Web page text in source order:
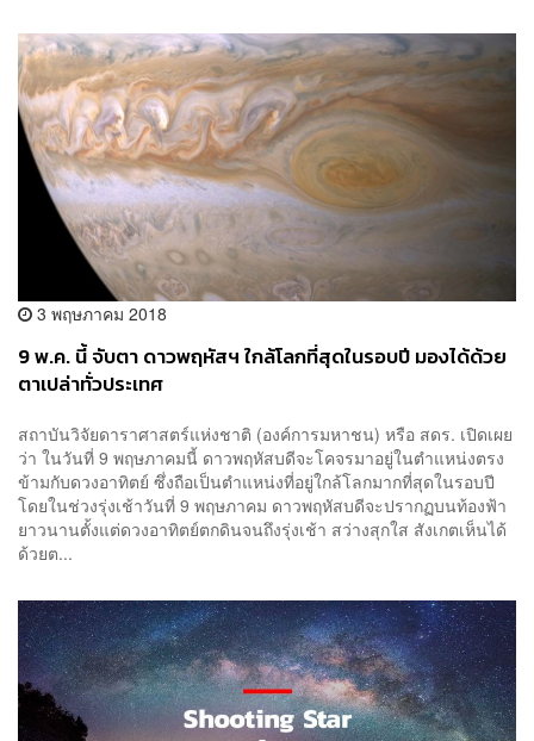
3 พฤษภาคม 2018
9 พ.ค. นี้ จับตา ดาวพฤหัสฯ ใกล้โลกที่สุดในรอบปี มองได้ด้วย
ตาเปล่าทั่วประเทศ
สถาบันวิจัยดาราศาสตร์แห่งชาติ (องค์การมหาชน) หรือ สดร. เปิดเผย
ว่า ในวันที่ 9 พฤษภาคมนี้ ดาวพฤหัสบดีจะโคจรมาอยู่ในตำแหน่งตรง
ข้ามกับดวงอาทิตย์ ซึ่งถือเป็นตำแหน่งที่อยู่ใกล้โลกมากที่สุดในรอบปี
โดยในช่วงรุ่งเช้าวันที่ 9 พฤษภาคม ดาวพฤหัสบดีจะปรากฏบนท้องฟ้า
ยาวนานตั้งแต่ดวงอาทิตย์ตกดินจนถึงรุ่งเช้า สว่างสุกใส สังเกตเห็นได้
ด้วยต...